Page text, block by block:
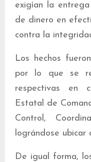
exigían la
de dinero en
contra la
Los hechos
por lo que se
respectivas en
Estatal de
Control,
lográndose
De igual forma,